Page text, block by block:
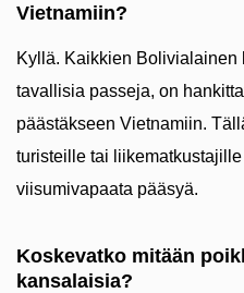
Vietnamiin?
Kyllä. Kaikkien Bolivialainen
tavallisia passeja, on
päästäkseen Vietnamiin.
turisteille tai
viisumivapaata pääsyä.
Koskevatko mitään
kansalaisia?